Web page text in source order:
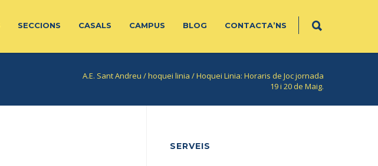
SECCIONS CASALS CAMPUS BLOG CONTACTA’NS
A.E. Sant Andreu /hoquei linia /Hoquei Linia: Horaris de Joc jornada
19 i 20 de Maig.
SERVEIS